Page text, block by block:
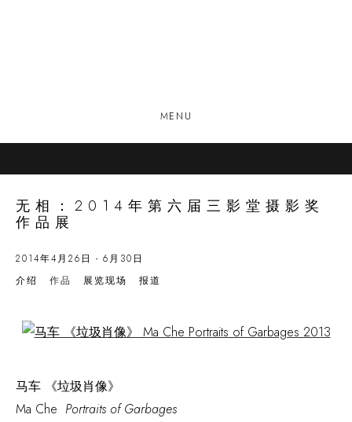
MENU
无相：2014年第六届三影堂摄影奖
作品展
2014年4月26日 - 6月30日
介绍
作品 展览现场 报道
Open a larger version of the following image in a popup:
马车 《垃圾肖像》
Ma Che Portraits of Garbages